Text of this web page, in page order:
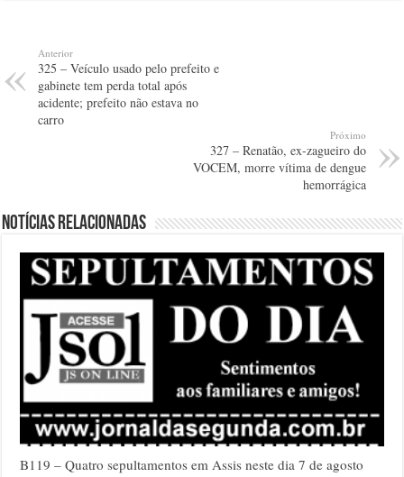
Anterior
325 – Veículo usado pelo prefeito e
gabinete tem perda total após
acidente; prefeito não estava no
carro
Próximo
327 – Renatão, ex-zagueiro do
VOCEM, morre vítima de dengue
hemorrágica
Notícias relacionadas
B119 – Quatro sepultamentos em Assis neste dia 7 de agosto